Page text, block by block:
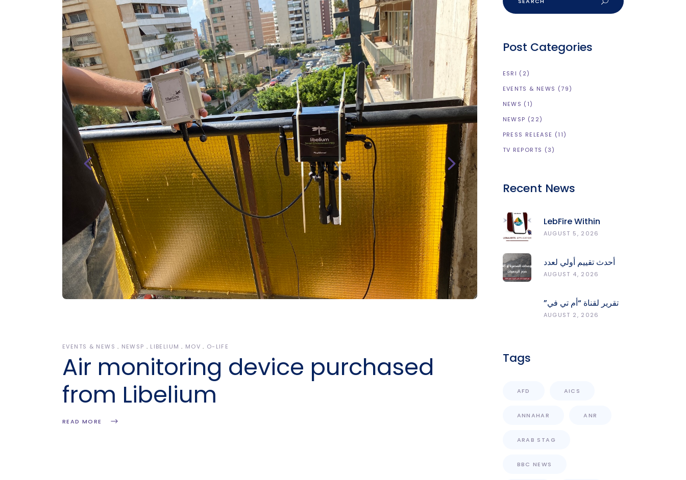
EVENTS & NEWS NEWSP LIBELIUM MOV O-LIFE
Air monitoring device purchased
from Libelium
READ MORE
Post Categories
ESRI (2)
EVENTS & NEWS (79)
NEWS (1)
NEWSP (22)
PRESS RELEASE (11)
TV REPORTS (3)
Recent News
LebFire Within
LebAlerts: Report
Protect Forests
AUGUST 5, 2026
أحدث تقييم أولي لعدد
الوحدات المدمّرة
الردميات على مستوى
الأقضية
AUGUST 4, 2026
تقرير لقناة “أم تي في”
حول انعكاسات
AUGUST 2, 2026
Tags
AFD AICS
ANNAHAR ANR
ARAB STAG
BBC NEWS